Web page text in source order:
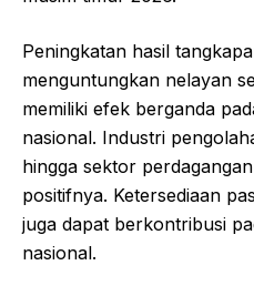
Peningkatan hasil
menguntungkan nelayan
memiliki efek berganda
nasional. Industri
hingga sektor
positifnya. Ketersediaan
juga dapat berkontribusi
nasional.